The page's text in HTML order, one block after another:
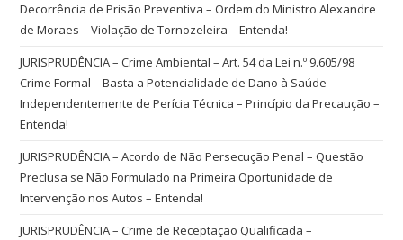
Decorrência de Prisão Preventiva – Ordem do Ministro Alexandre
de Moraes – Violação de Tornozeleira – Entenda!
JURISPRUDÊNCIA – Crime Ambiental – Art. 54 da Lei n.º 9.605/98
Crime Formal – Basta a Potencialidade de Dano à Saúde –
Independentemente de Perícia Técnica – Princípio da Precaução –
Entenda!
JURISPRUDÊNCIA – Acordo de Não Persecução Penal – Questão
Preclusa se Não Formulado na Primeira Oportunidade de
Intervenção nos Autos – Entenda!
JURISPRUDÊNCIA – Crime de Receptação Qualificada –